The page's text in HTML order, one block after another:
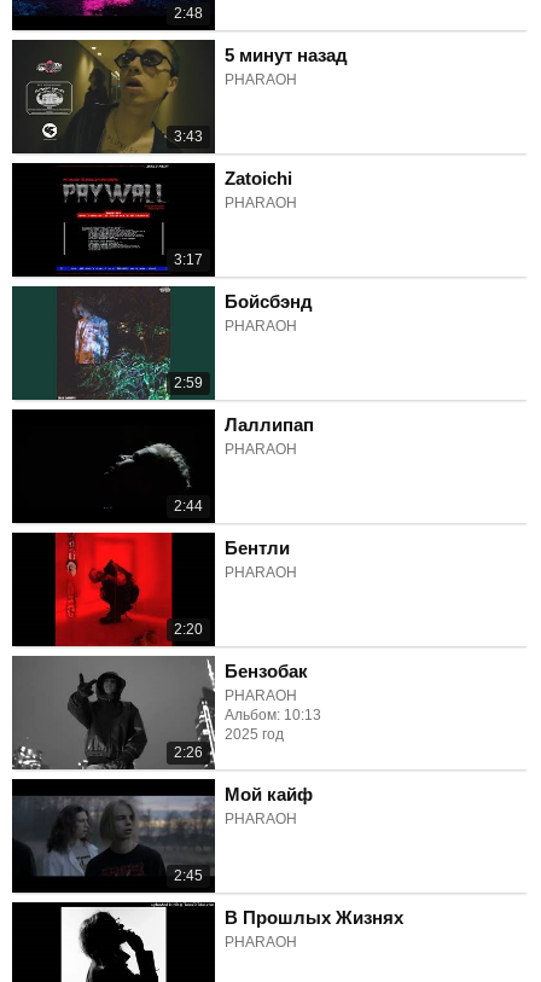
2:48
3:43
5 минут назад
PHARAOH
3:17
Zatoichi
PHARAOH
2:59
Бойсбэнд
PHARAOH
2:44
Лаллипап
PHARAOH
2:20
Бентли
PHARAOH
2:26
Бензобак
PHARAOH
Альбом: 10:13
2025 год
2:45
Мой кайф
PHARAOH
В Прошлых Жизнях
PHARAOH